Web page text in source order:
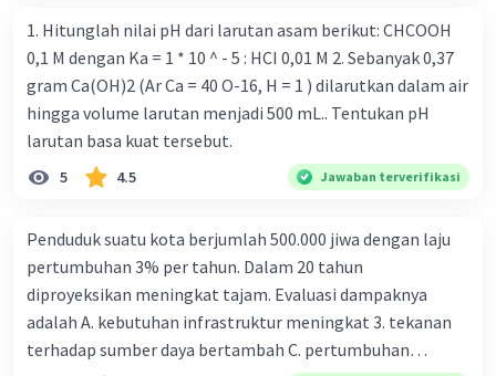
1. Hitunglah nilai pH dari larutan asam berikut: CHCOOH
0,1 M dengan Ka = 1 * 10 ^ - 5 : HCI 0,01 M 2. Sebanyak 0,37
gram Ca(OH)2 (Ar Ca = 40 O-16, H = 1 ) dilarutkan dalam air
hingga volume larutan menjadi 500 mL.. Tentukan pH
larutan basa kuat tersebut.
5 4.5 Jawaban terverifikasi
Penduduk suatu kota berjumlah 500.000 jiwa dengan laju
pertumbuhan 3% per tahun. Dalam 20 tahun
diproyeksikan meningkat tajam. Evaluasi dampaknya
adalah A. kebutuhan infrastruktur meningkat 3. tekanan
terhadap sumber daya bertambah C. pertumbuhan